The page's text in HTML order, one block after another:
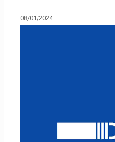
08/01/2024